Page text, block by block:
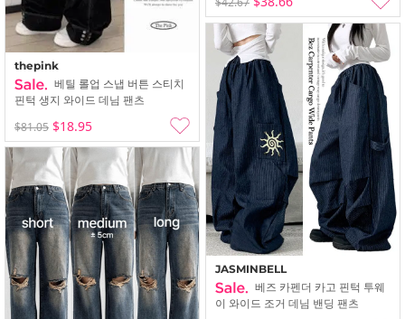
thepink
베틸 롤업 스냅 버튼 스티치
핀턱 생지 와이드 데님 팬츠
$81.05 $18.95
JASMINBELL
베즈 카펜더 카고 핀턱 투웨
이 와이드 조거 데님 밴딩 팬츠